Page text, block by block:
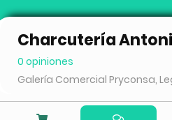
Charcutería
0 opiniones
Galería Comercial Pryconsa,